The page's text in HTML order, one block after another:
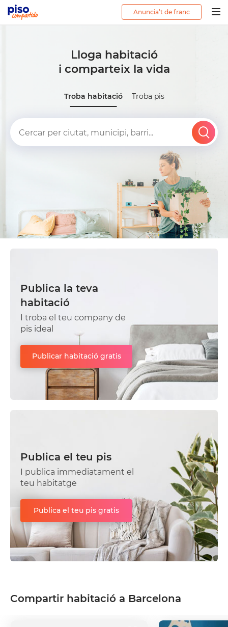
Anuncia’t de franc
Lloga habitació
i comparteix la vida
Troba habitació Troba pis
Publica la teva
habitació
I troba el teu company de
pis ideal
Publicar habitació gratis
Publica el teu pis
I publica immediatament el
teu habitatge
Publica el teu pis gratis
Compartir habitació a Barcelona